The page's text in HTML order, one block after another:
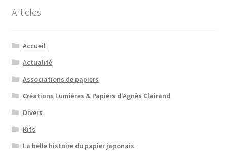
Articles
Accueil
Actualité
Associations de papiers
Créations Lumières & Papiers d'Agnès Clairand
Divers
Kits
La belle histoire du papier japonais